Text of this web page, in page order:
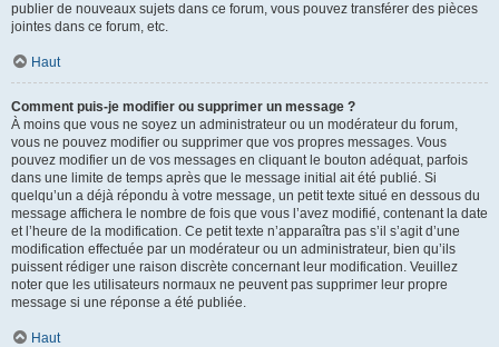
publier de nouveaux sujets dans ce forum, vous pouvez transférer des pièces
jointes dans ce forum, etc.
Haut
Comment puis-je modifier ou supprimer un message ?
À moins que vous ne soyez un administrateur ou un modérateur du forum,
vous ne pouvez modifier ou supprimer que vos propres messages. Vous
pouvez modifier un de vos messages en cliquant le bouton adéquat, parfois
dans une limite de temps après que le message initial ait été publié. Si
quelqu’un a déjà répondu à votre message, un petit texte situé en dessous du
message affichera le nombre de fois que vous l’avez modifié, contenant la date
et l’heure de la modification. Ce petit texte n’apparaîtra pas s’il s’agit d’une
modification effectuée par un modérateur ou un administrateur, bien qu’ils
puissent rédiger une raison discrète concernant leur modification. Veuillez
noter que les utilisateurs normaux ne peuvent pas supprimer leur propre
message si une réponse a été publiée.
Haut